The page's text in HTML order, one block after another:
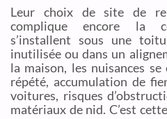
Leur choix de site de
complique encore la
s’installent sous une
inutilisée ou dans un
la maison, les nuisances
répété, accumulation de
voitures, risques
matériaux de nid. C’est